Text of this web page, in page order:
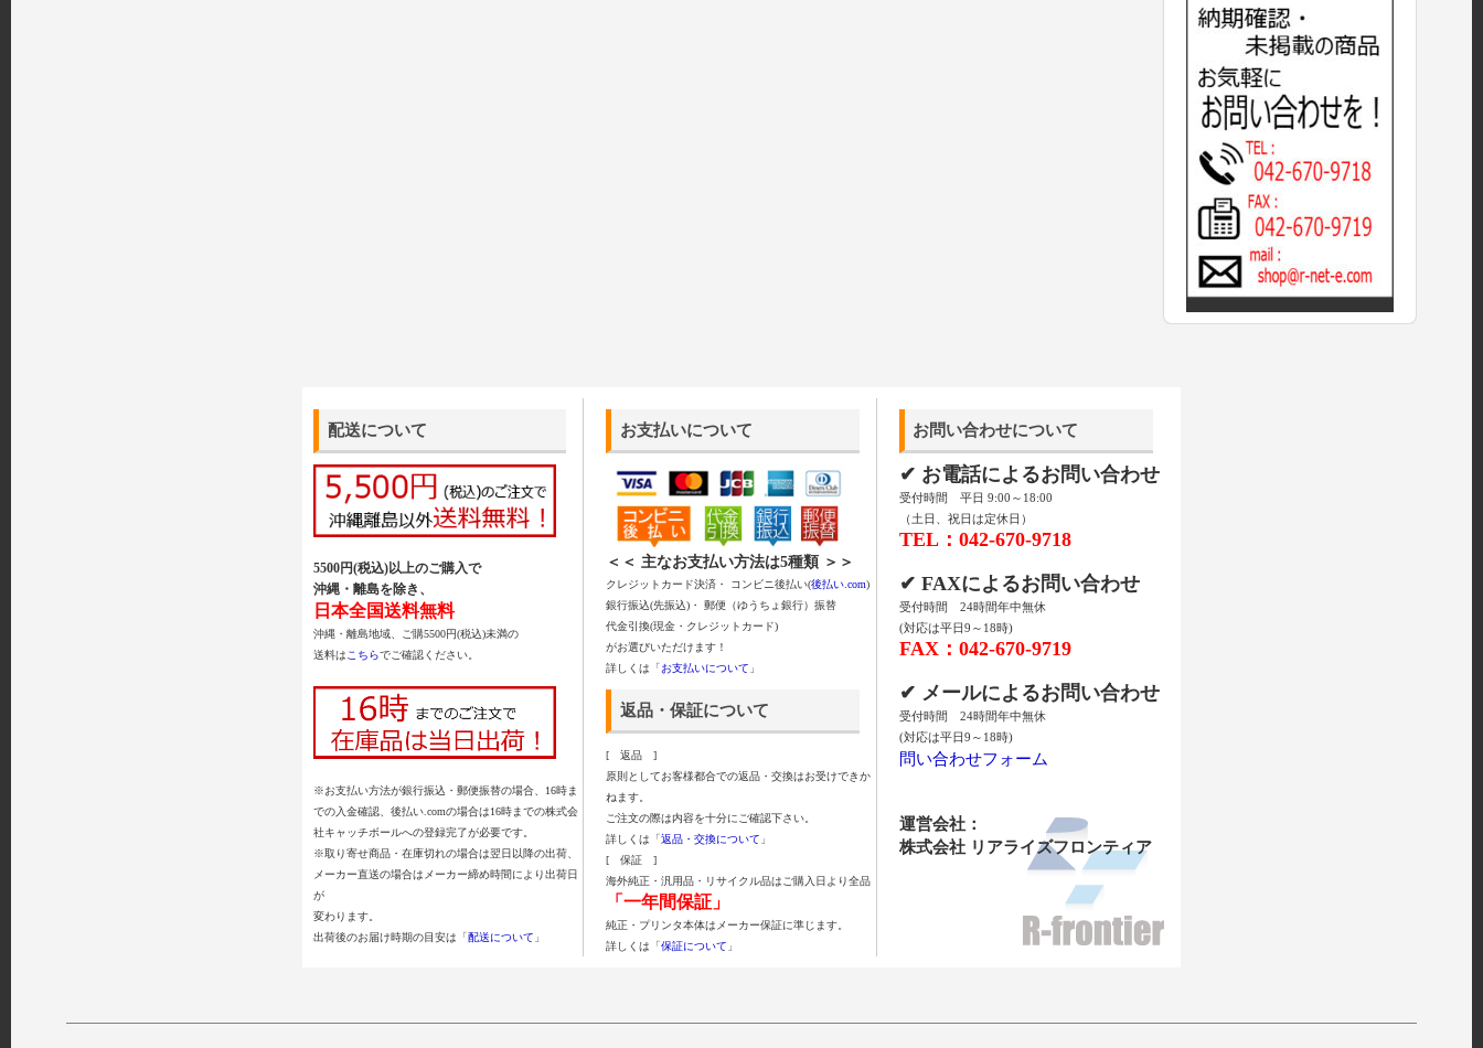
配送について
5500円(税込)以上のご購入で
沖縄・離島を除き、
日本全国送料無料
沖縄・離島地域、ご購5500円(税込)未満の
送料は こちらでご確認ください。
※お支払い方法が銀行振込・郵便振替の場合、16時ま
での入金確認、後払い.comの場合は16時までの株式会
社キャッチボールへの登録完了が必要です。
※取り寄せ商品・在庫切れの場合は翌日以降の出荷、
メーカー直送の場合はメーカー締め時間により出荷日
が
変わります。
出荷後のお届け時期の目安は「配送について 」
お支払いについて
＜＜ 主なお支払い方法は5種類 ＞＞
クレジットカード決済・ コンビニ後払い(後払い.com)
銀行振込(先振込)・ 郵便（ゆうちょ銀行）振替
代金引換(現金・クレジットカード)
がお選びいただけます！
詳しくは「お支払いについて 」
返品・保証について
[ 返品 ]
原則としてお客様都合での返品・交換はお受けできか
ねます。
ご注文の際は内容を十分にご確認下さい。
詳しくは「返品・交換について 」
[ 保証 ]
海外純正・汎用品・リサイクル品はご購入日より全品
「一年間保証」
純正・プリンタ本体はメーカー保証に準じます。
詳しくは「保証について 」
お問い合わせについて
✔ お電話によるお問い合わせ
受付時間 平日 9:00～18:00
（土日、祝日は定休日）
TEL：042-670-9718
✔ FAXによるお問い合わせ
受付時間 24時間年中無休
(対応は平日9～18時)
FAX：042-670-9719
✔ メールによるお問い合わせ
受付時間 24時間年中無休
(対応は平日9～18時)
問い合わせフォーム
運営会社：
株式会社 リアライズフロンティア